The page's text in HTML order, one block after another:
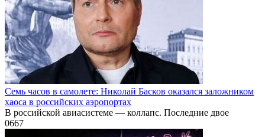
Семь часов в самолете: Николай Басков оказался заложником
хаоса в российских аэропортах
В российской авиасистеме — коллапс. Последние двое
0667